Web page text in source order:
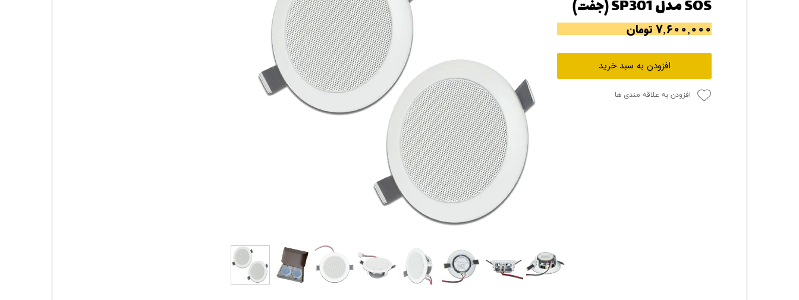
پنل ثبت قراردادهای سازمانی پرسنل
SOS مدل SP301 (جفت)
۷,۶۰۰,۰۰۰ تومان
افزودن به سبد خرید
افزودن به علاقه مندی ها